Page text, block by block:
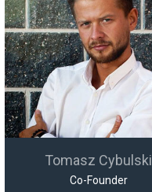
Tomasz Cybulski
Co-Founder